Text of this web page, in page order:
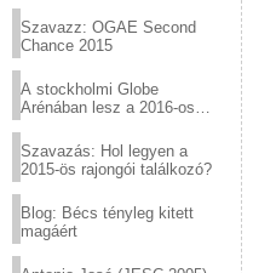
Szavazz: OGAE Second
Chance 2015
A stockholmi Globe
Arénában lesz a 2016-os
Szavazás: Hol legyen a
2015-ös rajongói találkozó?
Blog: Bécs tényleg kitett
magáért